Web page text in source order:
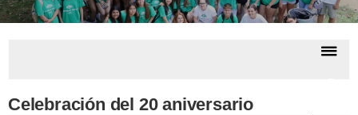
Celebración del 20 aniversario